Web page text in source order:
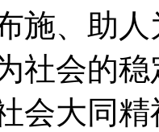
施、助
社会的
会大同